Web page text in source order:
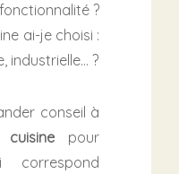
?
ai-je choisi :
industrielle… ?
conseil à
pour
correspond